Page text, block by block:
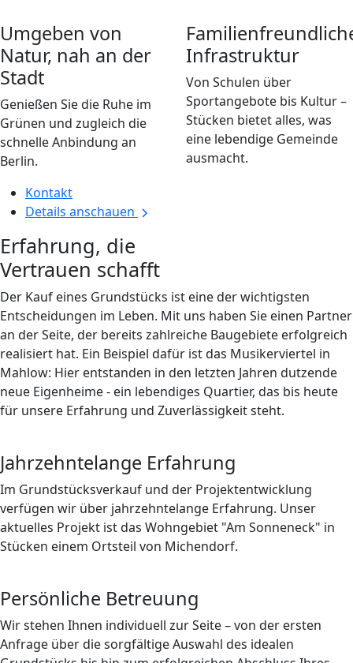
Umgeben von
Natur, nah an der
Stadt
Genießen Sie die Ruhe im
Grünen und zugleich die
schnelle Anbindung an
Berlin.
Infrastruktur
Von Schulen über
Sportangebote bis Kultur –
Stücken bietet alles, was
eine lebendige Gemeinde
ausmacht.
Kontakt
Details anschauen
Erfahrung, die
Vertrauen schafft
Der Kauf eines Grundstücks ist eine der wichtigsten
Entscheidungen im Leben. Mit uns haben Sie einen Partner
an der Seite, der bereits zahlreiche Baugebiete erfolgreich
realisiert hat. Ein Beispiel dafür ist das Musikerviertel in
Mahlow: Hier entstanden in den letzten Jahren dutzende
neue Eigenheime - ein lebendiges Quartier, das bis heute
für unsere Erfahrung und Zuverlässigkeit steht.
Jahrzehntelange Erfahrung
Im Grundstücksverkauf und der Projektentwicklung
verfügen wir über jahrzehntelange Erfahrung. Unser
aktuelles Projekt ist das Wohngebiet "Am Sonneneck" in
Stücken einem Ortsteil von Michendorf.
Persönliche Betreuung
Wir stehen Ihnen individuell zur Seite – von der ersten
Anfrage über die sorgfältige Auswahl des idealen